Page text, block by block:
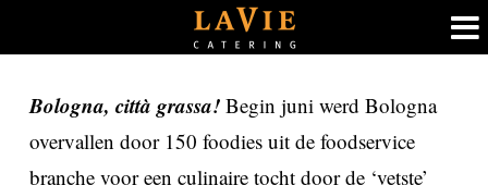
naar
inhoud
Bologna, città grassa! Begin juni werd Bologna
overvallen door 150 foodies uit de foodservice
branche voor een culinaire tocht door de ‘vetste’